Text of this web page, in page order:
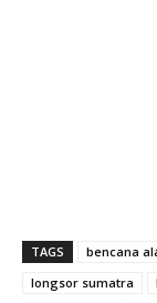
TAGS bencana
longsor sumatra